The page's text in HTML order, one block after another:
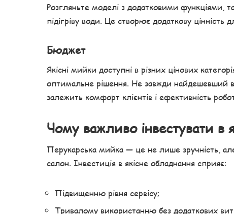
Розгляньте моделі з додатковими функціями,
підігріву води. Це створює додаткову цінність
Бюджет
Якісні мийки доступні в різних цінових
оптимальне рішення. Не завжди найдешевший
залежить комфорт клієнтів і ефективність
Чому важливо інвестувати в
Перукарська мийка — це не лише зручність,
салон. Інвестиція в якісне обладнання сприяє:
Підвищенню рівня сервісу;
Тривалому використанню без додаткових